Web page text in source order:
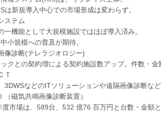
新規導入中心での市場形成は変わらず。
ステム
機能として大規模施設ではほぼ導入済み。
規模への普及が期待。
像診断(テレラジオロジー)
との契約増による契約施設数アップ。件数・金
Ｔ
などのITソリューションや遠隔画像診断など
（磁気共鳴画像診断装置）
場は、589台、532 億76 百万円と台数・金額と